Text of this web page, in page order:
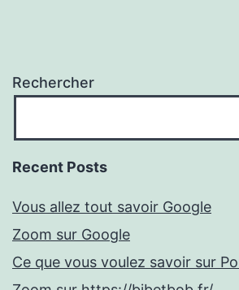
Rechercher
Recent Posts
Vous allez tout savoir Google
Zoom sur Google
Ce que vous voulez savoir sur